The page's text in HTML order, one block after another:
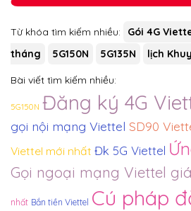
Từ khóa tìm kiếm nhiều: Gói 4G
tháng
5G150N 5G135N lịch
Bài viết tìm kiếm nhiều:
5G150N Đăng ký 4G
gọi nội mạng Viettel SD90
Viettel mới nhất Đk 5G Viettel
Gọi ngoại mạng Viettel
nhất Bắn tiền Viettel Cú pháp